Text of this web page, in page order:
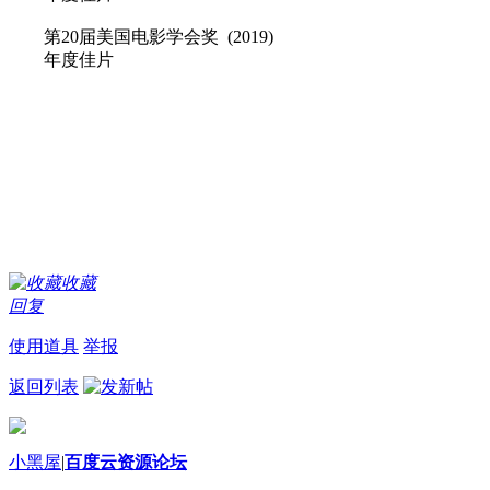
第20届美国电影学会奖 (2019)
年度佳片
收藏
回复
使用道具 举报
返回列表
小黑屋|百度云资源论坛